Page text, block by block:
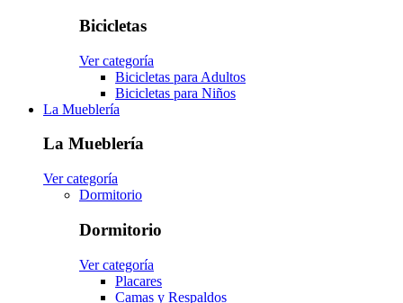
Bicicletas
Ver categoría
Bicicletas para Adultos
Bicicletas para Niños
La Mueblería
La Mueblería
Ver categoría
Dormitorio
Dormitorio
Ver categoría
Placares
Camas y Respaldos